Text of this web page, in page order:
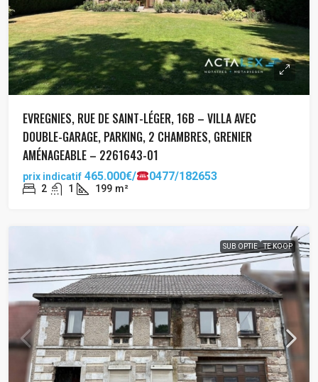
EVREGNIES, RUE DE SAINT-LÉGER, 16B – VILLA AVEC
DOUBLE-GARAGE, PARKING, 2 CHAMBRES, GRENIER
AMÉNAGEABLE – 2261643-01
prix indicatif 465.000€/ 0477/182653
2 1 199 m²
SUB OPTIE TE KOOP